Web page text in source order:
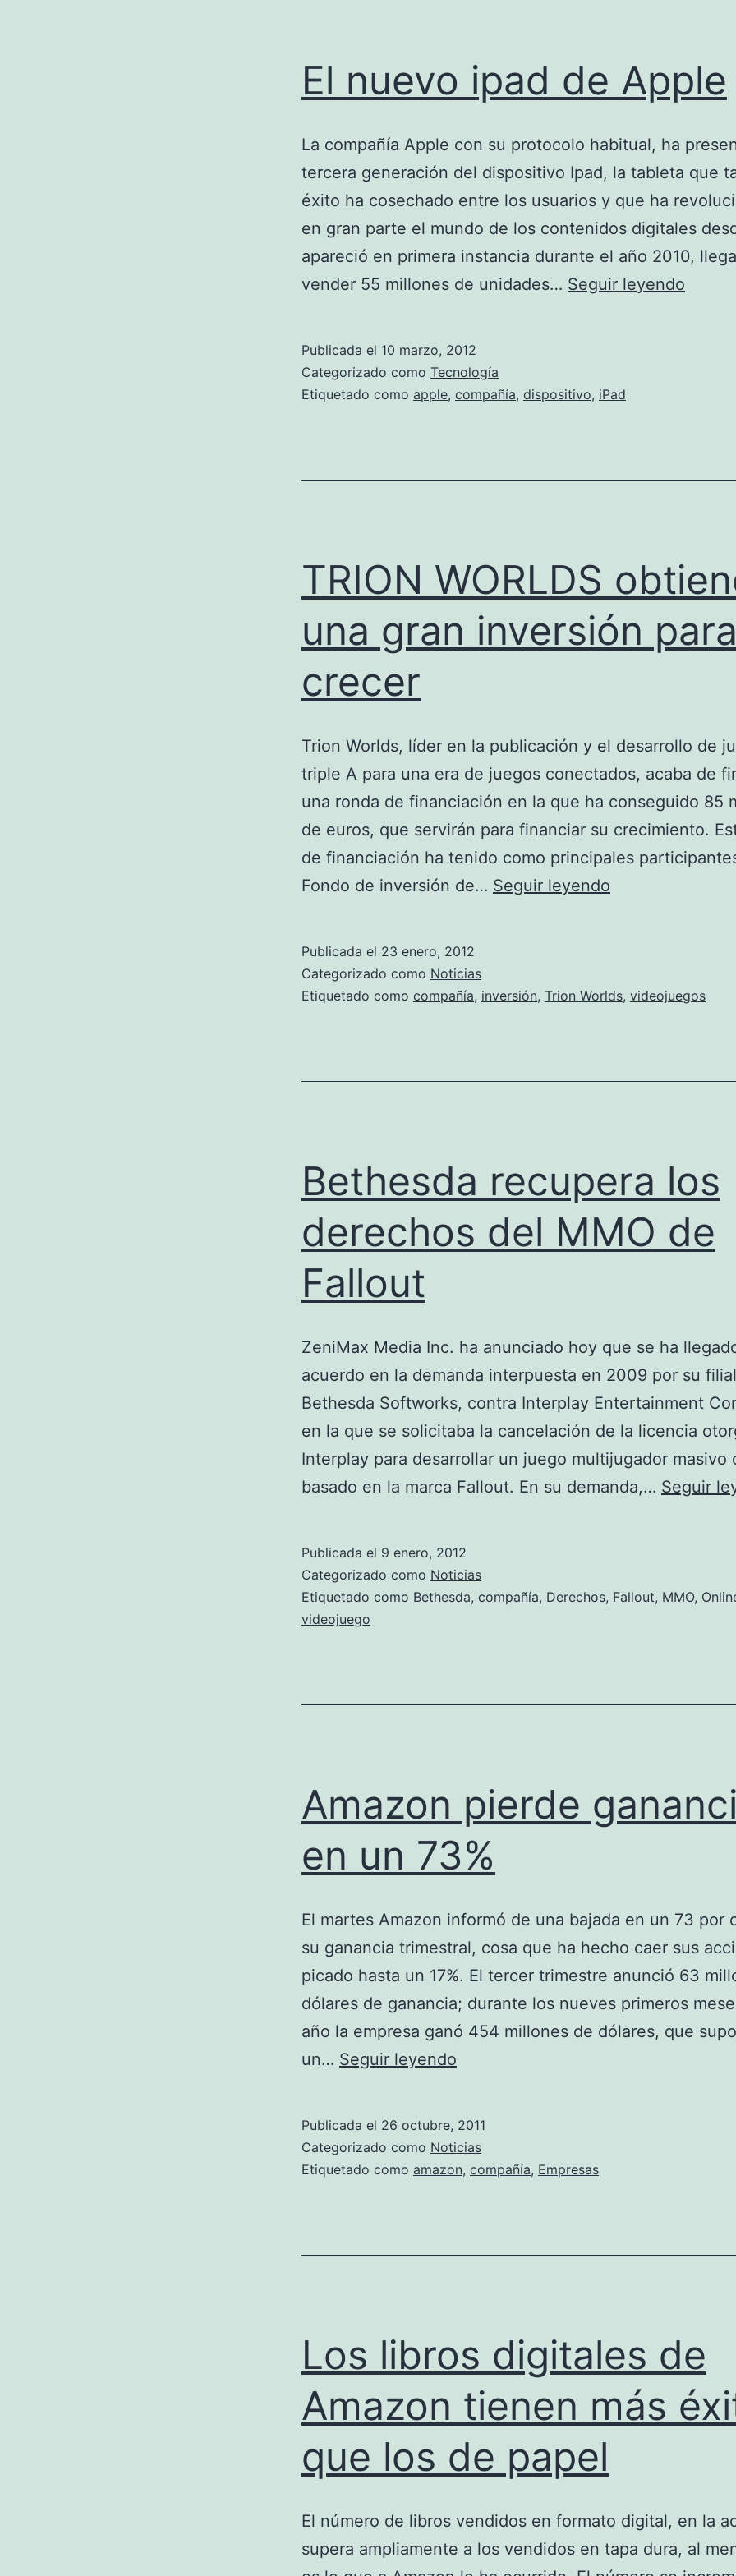
El nuevo ipad de Apple
La compañía Apple con su protocolo habitual, ha
tercera generación del dispositivo Ipad, la tableta que
éxito ha cosechado entre los usuarios y que ha
en gran parte el mundo de los contenidos digitales
apareció en primera instancia durante el año 2010,
vender 55 millones de unidades… Seguir leyendo
Publicada el 10 marzo, 2012
Categorizado como Tecnología
Etiquetado como apple, compañía, dispositivo, iPad
TRION WORLDS
una gran inversión
crecer
Trion Worlds, líder en la publicación y el desarrollo de
triple A para una era de juegos conectados, acaba de
una ronda de financiación en la que ha conseguido 85
de euros, que servirán para financiar su crecimiento.
de financiación ha tenido como principales
Fondo de inversión de… Seguir leyendo
gran
crecer
Publicada el 23 enero, 2012
Categorizado como Noticias
Etiquetado como compañía, inversión, Trion Worlds, videojuegos
Bethesda recupera los
derechos del MMO de
Fallout
ZeniMax Media Inc. ha anunciado hoy que se ha
acuerdo en la demanda interpuesta en 2009 por su
Bethesda Softworks, contra Interplay Entertainment
en la que se solicitaba la cancelación de la licencia
Interplay para desarrollar un juego multijugador masivo
basado en la marca Fallout. En su demanda,… Seguir
Publicada el 9 enero, 2012
Categorizado como Noticias
Etiquetado como Bethesda, compañía, Derechos, Fallout, MMO,
videojuego
Amazon pierde
en un 73%
El martes Amazon informó de una bajada en un 73 por
su ganancia trimestral, cosa que ha hecho caer sus
picado hasta un 17%. El tercer trimestre anunció 63
dólares de ganancia; durante los nueves primeros
año la empresa ganó 454 millones de dólares, que
un… Seguir leyendo
en
un
Publicada el 26 octubre, 2011
Categorizado como Noticias
Etiquetado como amazon, compañía, Empresas
Los libros digitales de
Amazon tienen más
que los de papel
El número de libros vendidos en formato digital, en la
supera ampliamente a los vendidos en tapa dura, al